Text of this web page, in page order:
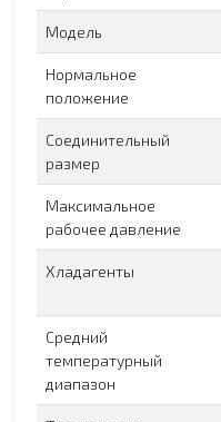
Модель
Нормальное
положение
Соединительный
размер
Максимальное
рабочее давление
Хладагенты
Средний
температурный
диапазон